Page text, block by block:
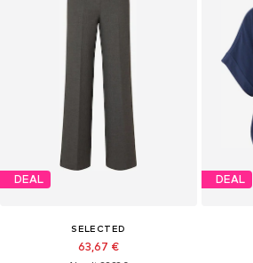
DEAL
SELECTED
63,67 €
DEAL